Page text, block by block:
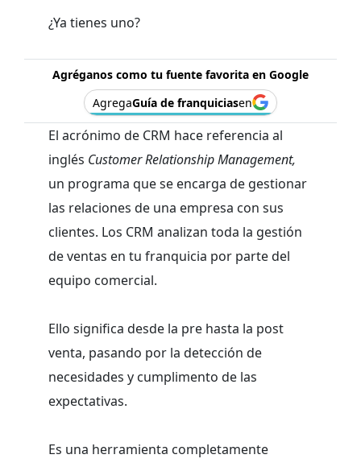
¿Ya tienes uno?
Agréganos como tu fuente favorita en Google
AgregaGuía de franquiciasen
El acrónimo de CRM hace referencia al
inglés Customer Relationship Management,
un programa que se encarga de gestionar
las relaciones de una empresa con sus
clientes. Los CRM analizan toda la gestión
de ventas en tu franquicia por parte del
equipo comercial.
Ello significa desde la pre hasta la post
venta, pasando por la detección de
necesidades y cumplimento de las
expectativas.
Es una herramienta completamente